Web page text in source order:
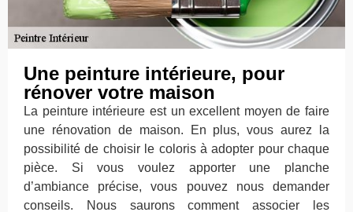
Une peinture intérieure, pour
rénover votre maison
La peinture intérieure est un excellent moyen de faire
une rénovation de maison. En plus, vous aurez la
possibilité de choisir le coloris à adopter pour chaque
pièce. Si vous voulez apporter une planche
d’ambiance précise, vous pouvez nous demander
conseils. Nous saurons comment associer les